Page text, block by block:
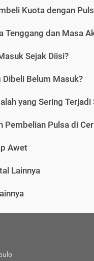
Kuota dengan
Tenggang dan Masa
Sejak Diisi?
Belum Masuk?
yang Sering Terjadi
Pembelian Pulsa di
Awet
Lainnya